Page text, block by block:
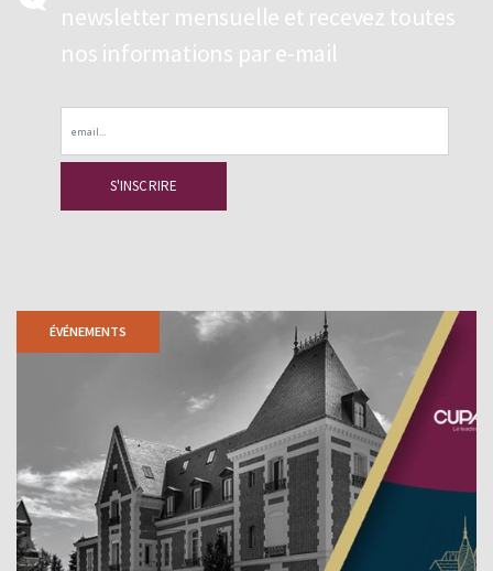
newsletter mensuelle et recevez toutes
nos informations par e-mail
ÉVÉNEMENTS